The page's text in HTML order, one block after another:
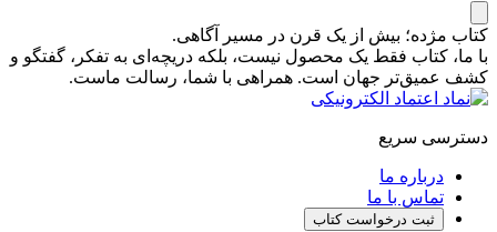
کتاب مژده؛ بیش از یک قرن در مسیر آگاهی.
با ما، کتاب فقط یک محصول نیست، بلکه دریچه‌ای به تفکر، گفتگو و
کشف عمیق‌تر جهان است. همراهی با شما، رسالت ماست.
دسترسی سریع
درباره ما
تماس با ما
ثبت درخواست کتاب